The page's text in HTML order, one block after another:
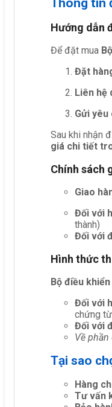
Hướng dẫn
Để đặt mua
Đặt
Liên hệ
Gửi yêu
Sau khi nhận
giá chi tiết
Chính sách
Giao
Đối với
thành)
Đối với
Hình thức
Bộ điều
Đối với
chứng từ
Đối với
Về
Tại sao
Hàng
Tư vấn